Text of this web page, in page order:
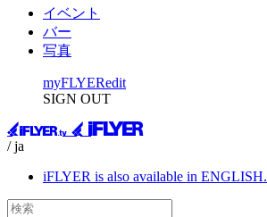
イベント
バー
写真
myFLYERedit
SIGN OUT
/ ja
iFLYER is also available in ENGLISH.